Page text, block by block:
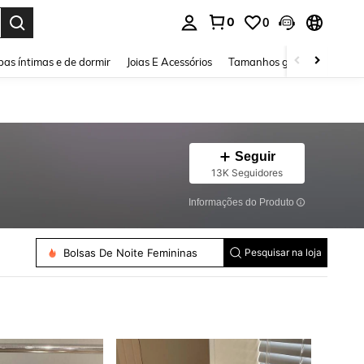
0 0
íntimas e de dormir Joias E Acessórios Tamanhos grandes
Seguir
13K Seguidores
Informações do Produto
Sacos De Ombro Para Mulheres
Bolsas De Noite Femininas
Crossbody Para Mulheres
Pesquisar na loja